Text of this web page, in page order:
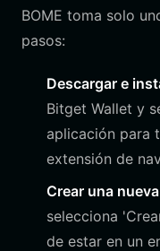
BOME toma solo
pasos:
Descargar e
Bitget Wallet y
aplicación para
extensión de
Crear una
selecciona
de estar en un